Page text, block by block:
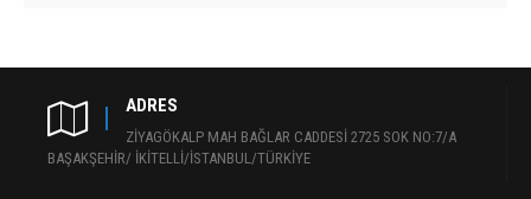
ADRES
ZİYAGÖKALP MAH BAĞLAR CADDESİ 2725 SOK NO:7/A
BAŞAKŞEHİR/ İKİTELLİ/İSTANBUL/TÜRKİYE